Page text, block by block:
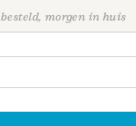
morgen in huis